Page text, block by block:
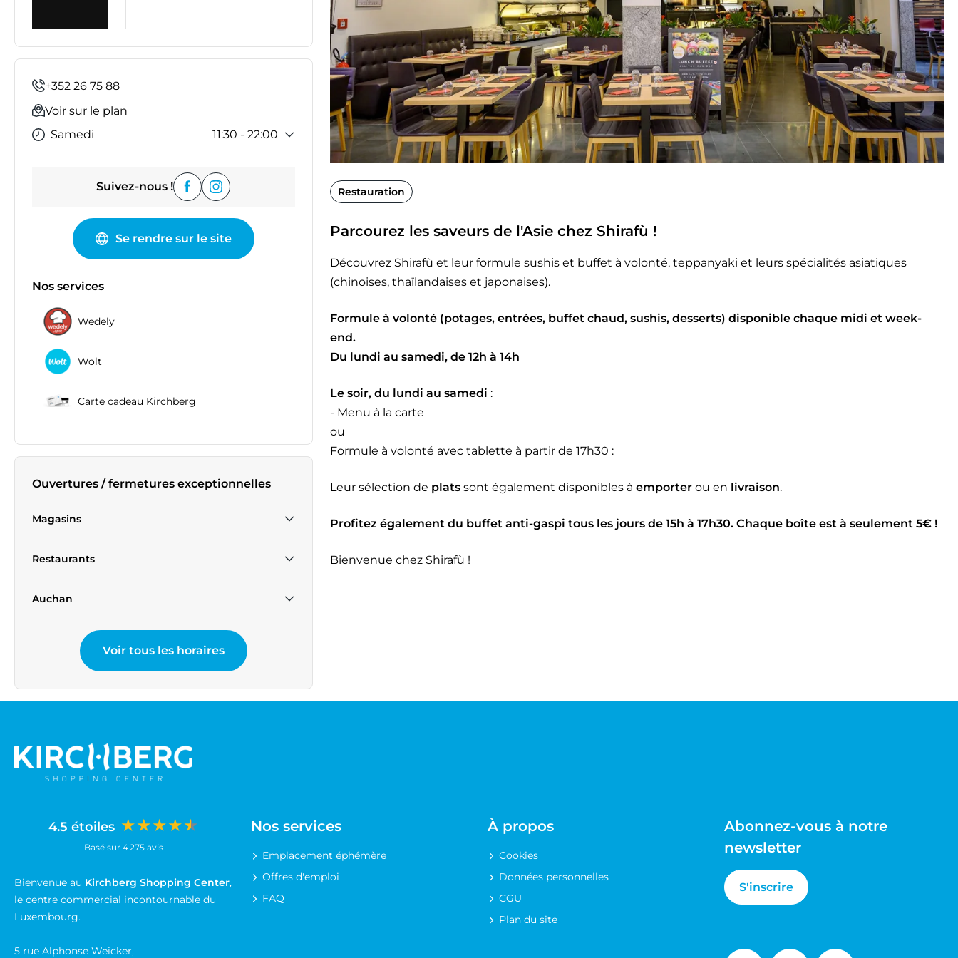
+352 26 75 88
Voir sur le plan
Samedi
11:30 - 22:00
11:30 - 22:00
11:30 - 22:00
Jeudi
11:30 - 22:00
Vendredi
11:30 - 22:00
Suivez-nous !
Se rendre sur le site
Nos services
Wedely
Wolt
Carte cadeau Kirchberg
Ouvertures / fermetures exceptionnelles
Magasins
Samedi 15 Août
Restaurants
Samedi 15 Août
Auchan
Samedi 15 Août
Fermé
Dimanche 1 Novembre
Fermé
Voir tous les horaires
Restauration
Parcourez les saveurs de l'Asie chez Shirafù !
Découvrez Shirafù et leur formule sushis et buffet à volonté, teppanyaki et leurs spécialités asiatiques
(chinoises, thaïlandaises et japonaises).
Formule à volonté (potages, entrées, buffet chaud, sushis, desserts) disponible chaque midi et week-
end.
Du lundi au samedi, de 12h à 14h
Le soir, du lundi au samedi :
- Menu à la carte
ou
Formule à volonté avec tablette à partir de 17h30 :
Leur sélection de platssont également disponibles à emporterou en livraison.
Profitez également du buffet anti-gaspi tous les jours de 15h à 17h30. Chaque boîte est à seulement 5€ !
Bienvenue chez Shirafù !
4.5 étoiles ★★★★★
Basé sur 4 275 avis
Bienvenue au Kirchberg Shopping Center,
le centre commercial incontournable du
Luxembourg.
5 rue Alphonse Weicker,
Nos services
Emplacement éphémère
Offres d'emploi
FAQ
À propos
Cookies
Données personnelles
CGU
Plan du site
Abonnez-vous à notre
newsletter
S'inscrire